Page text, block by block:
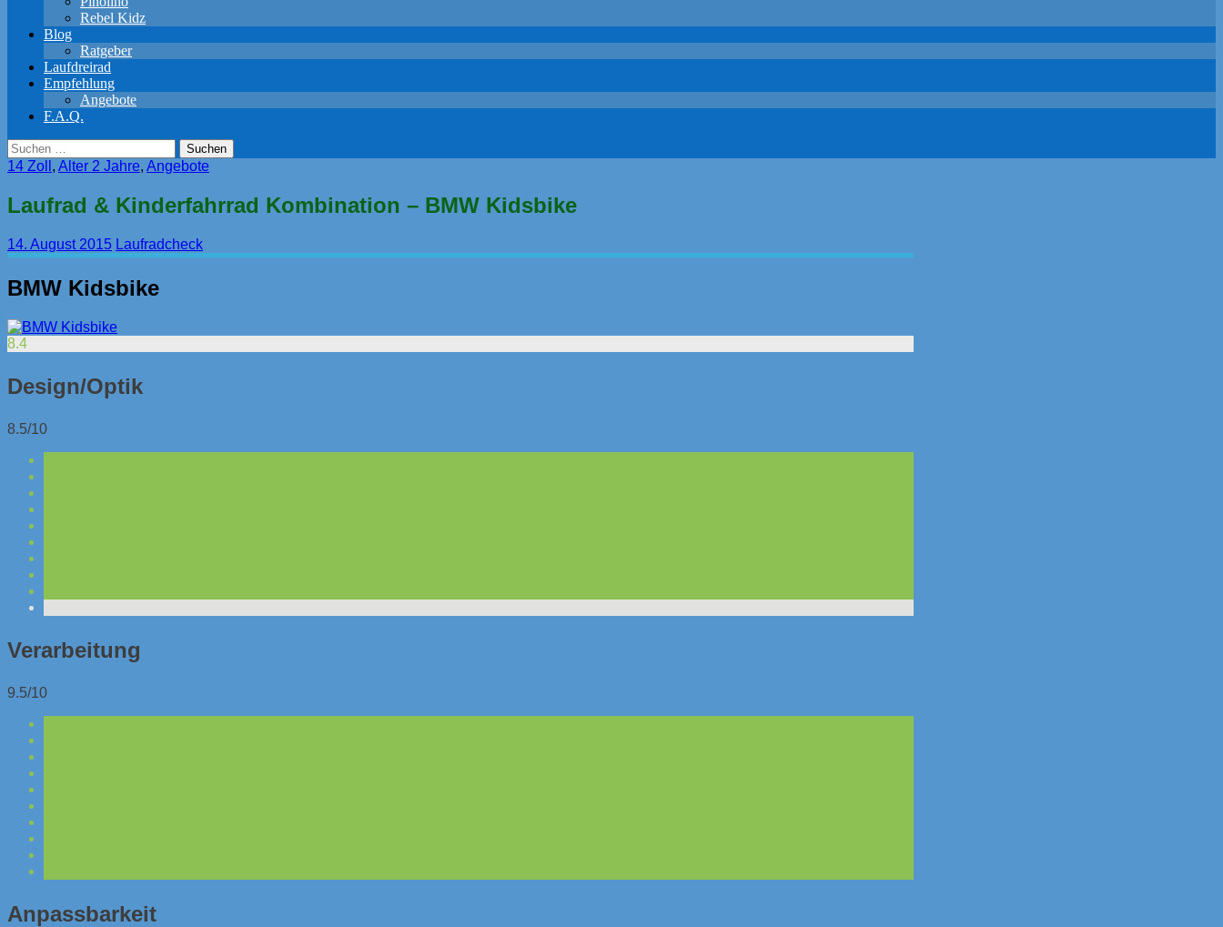
Rebel Kidz
Blog
Ratgeber
Laufdreirad
Empfehlung
Angebote
F.A.Q.
Suchen
nach:
14 Zoll , Alter 2 Jahre, Angebote
Laufrad & Kinderfahrrad Kombination – BMW Kidsbike
14. August 2015 Laufradcheck
BMW Kidsbike
8.4
Design/Optik
8.5/10
Verarbeitung
9.5/10
Anpassbarkeit